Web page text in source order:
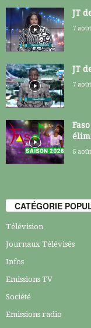
JT
7
JT
7
6
CATÉGORIE
Télévision
Journaux Télévisés
Infos
Emissions TV
Société
Emissions radio